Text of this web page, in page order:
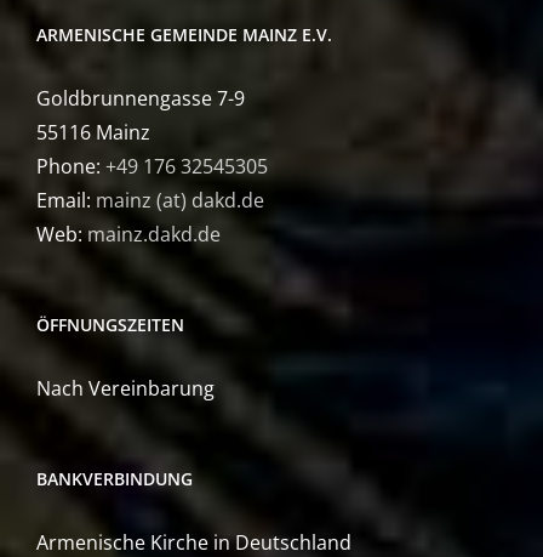
ARMENISCHE GEMEINDE MAINZ E.V.
Goldbrunnengasse 7-9
55116 Mainz
Phone: +49 176 32545305
Email: mainz (at) dakd.de
Web: mainz.dakd.de
ÖFFNUNGSZEITEN
Nach Vereinbarung
BANKVERBINDUNG
Armenische Kirche in Deutschland